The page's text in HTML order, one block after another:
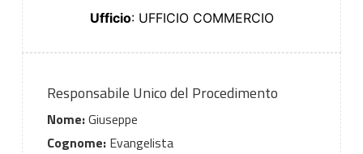
Ufficio: UFFICIO COMMERCIO
Responsabile Unico del Procedimento
Nome:Giuseppe
Cognome:Evangelista